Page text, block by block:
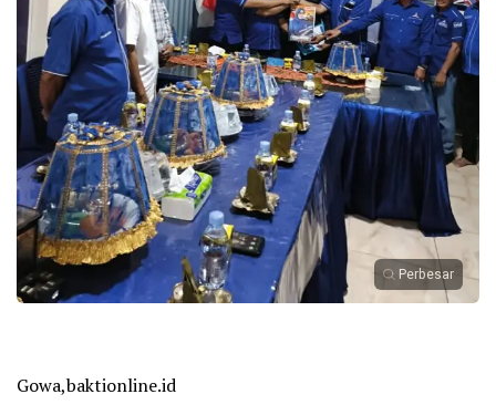
Perbesar
Gowa,baktionline.id